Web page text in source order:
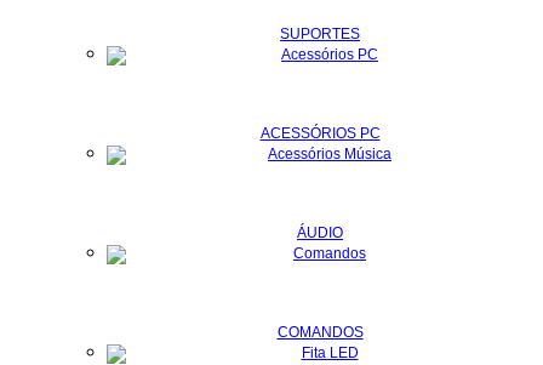
SUPORTES
ACESSÓRIOS PC
ÁUDIO
COMANDOS